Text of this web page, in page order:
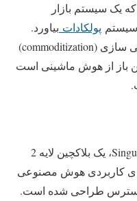
یک سیستم بازار
پولکادات بیاورد.
هدف این پلتفرم کمک به تسهیل کالایی سازی (commoditization)
باز از هوش ماشینی است
HyperCycle از سازندگان SingularityNET، یک بلاکچین لایه 2
کاربردی هوش مصنوعی
دسترس طراحی شده است.